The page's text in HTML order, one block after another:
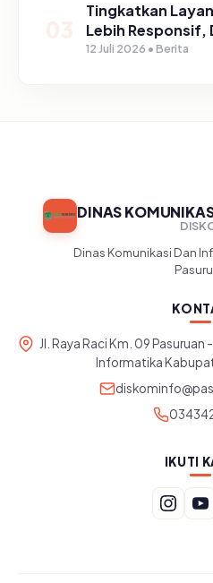
Tingkatkan
Lebih Responsif,
Gelar Sosialisasi
12 Juli 2026 • Berita
DINAS
Dinas Komunikasi Dan
Jl. Raya Raci Km. 09
Informatika
IKUTI